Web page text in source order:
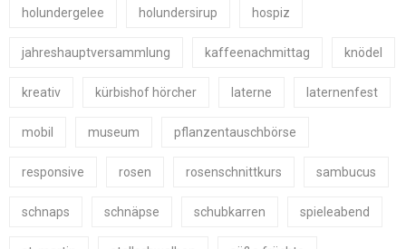
holundergelee holundersirup hospiz
jahreshauptversammlung kaffeenachmittag knödel
kreativ kürbishof hörcher laterne laternenfest
mobil museum pflanzentauschbörse
responsive rosen rosenschnittkurs sambucus
schnaps schnäpse schubkarren spieleabend